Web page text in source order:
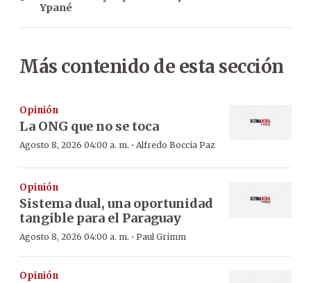
Ypané
Más contenido de esta sección
Opinión
La ONG que no se toca
Agosto 8, 2026 04:00 a. m. · Alfredo Boccia Paz
Opinión
Sistema dual, una oportunidad
tangible para el Paraguay
Agosto 8, 2026 04:00 a. m. · Paul Grimm
Opinión